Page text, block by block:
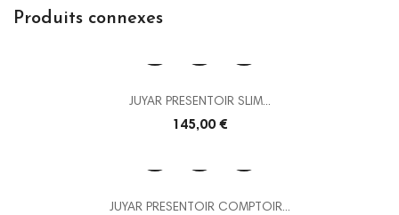
Produits connexes
JUYAR PRESENTOIR SLIM...
Prix
145,00 €
JUYAR PRESENTOIR COMPTOIR...